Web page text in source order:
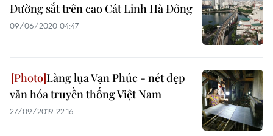
Đường sắt trên cao Cát Linh Hà Đông
09/06/2020 04:47
Làng lụa Vạn Phúc - nét đẹp
văn hóa truyền thống Việt Nam
27/09/2019 22:16